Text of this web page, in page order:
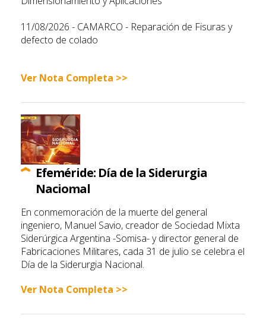
11/08/2026 - CAMARCO - Reparación de Fisuras y
defecto de colado
Ver Nota Completa >>
Efeméride: Día de la Siderurgia
Naciomal
En conmemoración de la muerte del general
ingeniero, Manuel Savio, creador de Sociedad Mixta
Siderúrgica Argentina -Somisa- y director general de
Fabricaciones Militares, cada 31 de julio se celebra el
Día de la Siderurgia Nacional.
Ver Nota Completa >>